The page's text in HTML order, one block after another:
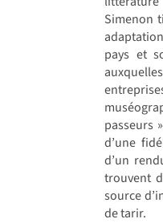
Simenon
pays et
passeurs
d’une
d’un
trouvent
source
de tarir.